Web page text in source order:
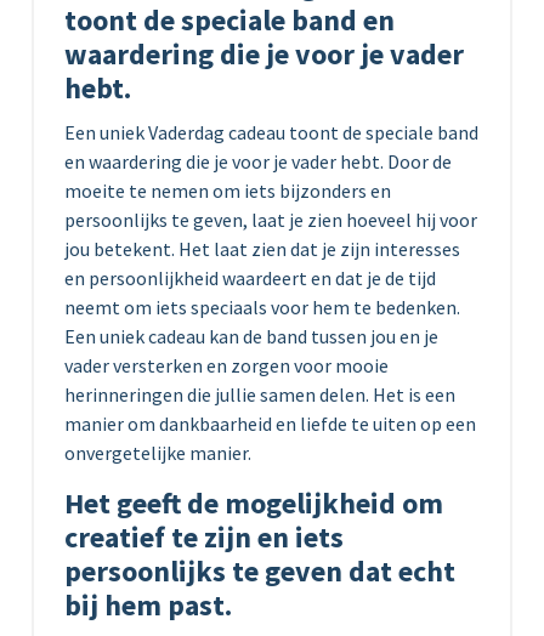
toont de speciale band en
waardering die je voor je vader
hebt.
Een uniek Vaderdag cadeau toont de speciale band
en waardering die je voor je vader hebt. Door de
moeite te nemen om iets bijzonders en
persoonlijks te geven, laat je zien hoeveel hij voor
jou betekent. Het laat zien dat je zijn interesses
en persoonlijkheid waardeert en dat je de tijd
neemt om iets speciaals voor hem te bedenken.
Een uniek cadeau kan de band tussen jou en je
vader versterken en zorgen voor mooie
herinneringen die jullie samen delen. Het is een
manier om dankbaarheid en liefde te uiten op een
onvergetelijke manier.
Het geeft de mogelijkheid om
creatief te zijn en iets
persoonlijks te geven dat echt
bij hem past.